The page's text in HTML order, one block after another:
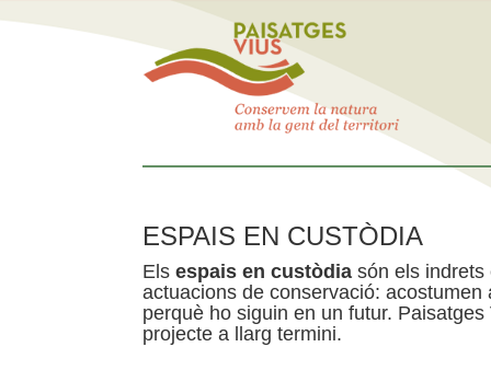
ESPAIS EN CUSTÒDIA
Els espais en custòdia són els indrets
actuacions de conservació:
perquè ho siguin en un futur.
projecte a llarg termini.